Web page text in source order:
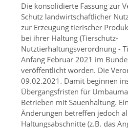
Die konsolidierte Fassung zur
Schutz landwirtschaftlicher
zur Erzeugung tierischer
bei ihrer Haltung (Tierschutz-
Nutztierhaltungsverordnung -
Anfang Februar 2021 im
veröffentlicht worden. Die
09.02.2021. Damit beginnen
Übergangsfristen für
Betrieben mit Sauenhaltung.
Änderungen betreffen jedoch
Haltungsabschnitte (z.B. das